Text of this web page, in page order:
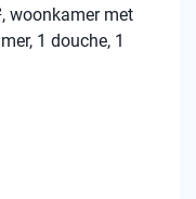
woonkamer met
1 douche, 1